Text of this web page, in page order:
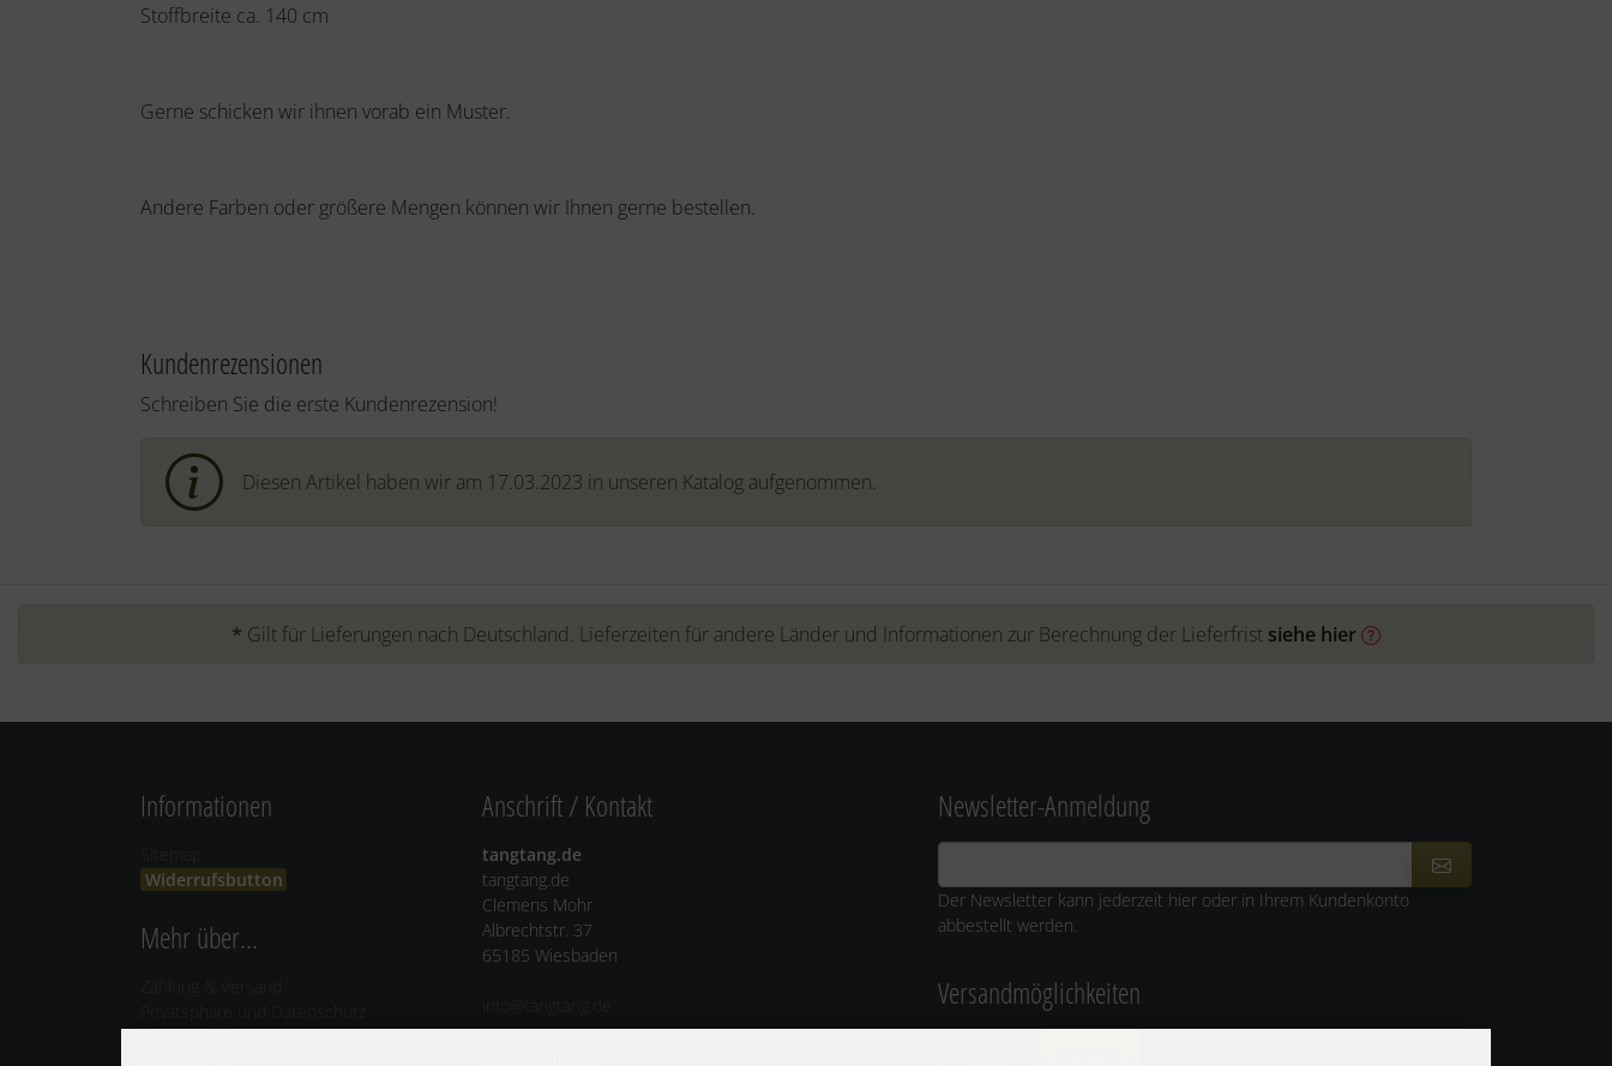
Stoffbreite ca. 140 cm
Gerne schicken wir ihnen vorab ein Muster.
Andere Farben oder größere Mengen können wir Ihnen gerne bestellen.
Kundenrezensionen
Schreiben Sie die erste Kundenrezension!
Diesen Artikel haben wir am 17.03.2023 in unseren Katalog aufgenommen.
* Gilt für Lieferungen nach Deutschland. Lieferzeiten für andere Länder und Informationen zur Berechnung der Lieferfrist siehe hier
Informationen
Widerrufsbutton
Mehr über...
Unsere AGB
Anschrift / Kontakt
tangtang.de
tangtang.de
Clemens Mohr
Albrechtstr. 37
65185 Wiesbaden
Newsletter-Anmeldung
Der Newsletter kann jederzeit hier oder in Ihrem Kundenkonto
abbestellt werden.
Versandmöglichkeiten